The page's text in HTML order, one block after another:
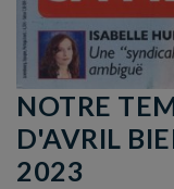
NOTRE
D'AVRIL
2023